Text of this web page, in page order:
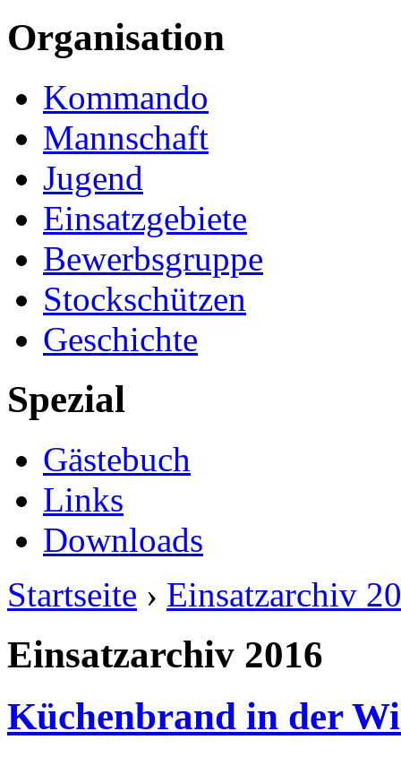
Organisation
Kommando
Mannschaft
Jugend
Einsatzgebiete
Bewerbsgruppe
Stockschützen
Geschichte
Spezial
Gästebuch
Links
Downloads
Startseite › Einsatzarchiv
Einsatzarchiv 2016
Küchenbrand in der